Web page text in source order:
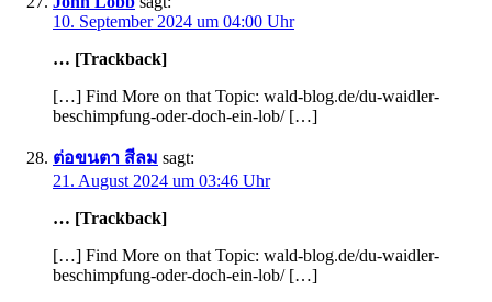
10. September 2024 um 04:00 Uhr
… [Trackback]
[…] Find More on that Topic: wald-blog.de/du-waidler-
beschimpfung-oder-doch-ein-lob/ […]
ต่อขนตา สีลม sagt:
21. August 2024 um 03:46 Uhr
… [Trackback]
[…] Find More on that Topic: wald-blog.de/du-waidler-
beschimpfung-oder-doch-ein-lob/ […]